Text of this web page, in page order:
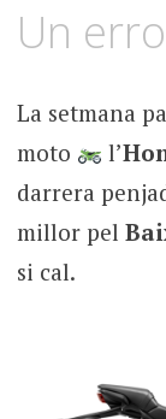
Un
La setmana
moto
l’
darrera
millor pel
si cal.